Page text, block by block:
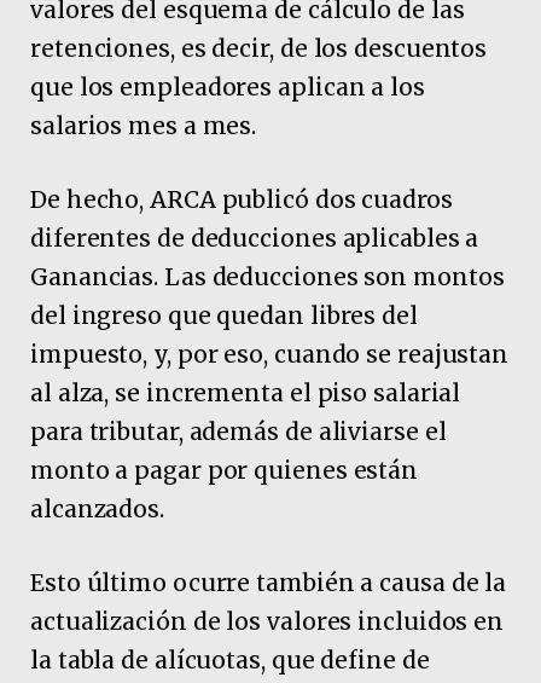
valores del esquema de cálculo de las
retenciones, es decir, de los descuentos
que los empleadores aplican a los
salarios mes a mes.
De hecho, ARCA publicó dos cuadros
diferentes de deducciones aplicables a
Ganancias. Las deducciones son montos
del ingreso que quedan libres del
impuesto, y, por eso, cuando se reajustan
al alza, se incrementa el piso salarial
para tributar, además de aliviarse el
monto a pagar por quienes están
alcanzados.
Esto último ocurre también a causa de la
actualización de los valores incluidos en
la tabla de alícuotas, que define de